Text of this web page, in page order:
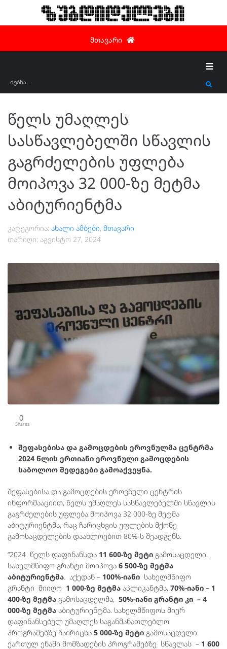
ზუგდიდელები
მთავარი
წელს უმაღლეს
სასწავლებელში სწავლის
გაგრძელების უფლება
მოიპოვა 32 000-ზე მეტმა
აბიტურიენტმა
კატეგორია: ახალი ამბები, მთავარი
თარიღი: აგვისტო 27, 2024
0
Shares
შეფასებისა და გამოცდების ეროვნულმა ცენტრმა
2024 წლის ერთიანი ეროვნული გამოცდების
საბოლოო შედეგები გამოაქვეყნა.
შეფასებისა და გამოცდების ეროვნული ცენტრის
ინფორმააციით, წელს უმაღლეს სასწავლებელში სწავლის
გაგრძელების უფლება მოიპოვა 32 000-ზე მეტმა
აბიტურიენტმა, რაც ჩარიცხვის უფლების მქონე
გამოსაცდელების დაახლოებით 80%-ს შეადგენს.
“2024 წელს დაფინანსდა 11 600-ზე მეტი გამოსაცდელი.
სახელმწიფო გრანტი მოიპოვა 6 500-ზე მეტმა
აბიტურიენტმა . აქედან – 100%-იანი სახელმწიფო
გრანტი მიიღო 1 000-ზე მეტმა აპლიკანტმა, 70%-იანი – 1
400-ზე მეტმა გამოსაცდელმა, 50%-იანი გრანტი კი – 4
000-ზე მეტმა აბიტურიენტმა. სახელმწიფოს მიერ
დაფინანსებულ უმაღლეს საგანმანათლებლო
პროგრამებზე ჩაირიცხა 5 000-ზე მეტი გამოსაცდელი.
ქართულ ენაში მომზადების პროგრამებზე სწავლას – 1 600